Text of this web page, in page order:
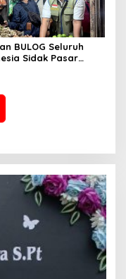
BULOG Seluruh
Sidak Pasar
Ramadhan
2026